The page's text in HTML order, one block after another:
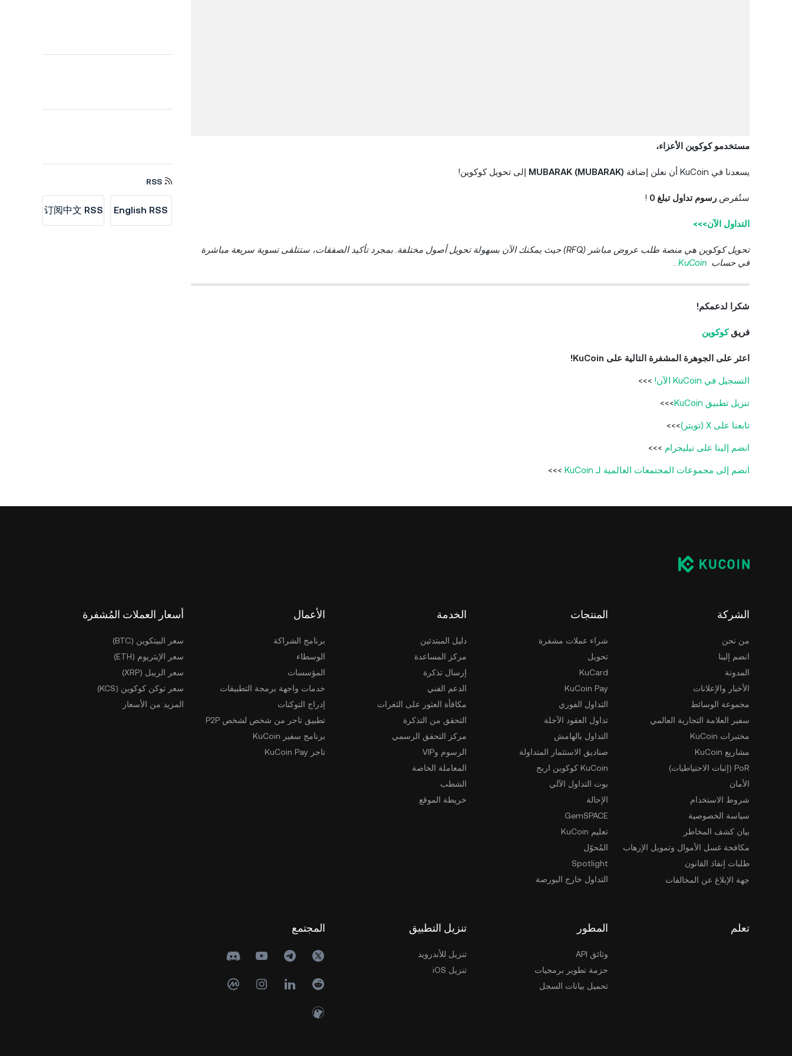
مستخدمو كوكوين الأعزاء،
يسعدنا في KuCoin أن نعلن إضافة MUBARAK (MUBARAK) إلى تحويل كوكوين!
ستُفرض رسوم تداول تبلغ 0 !
التداول الآن>>>
تحويل كوكوين
هي منصة طلب عروض مباشر (RFQ) حيث يمكنك الآن بسهولة تحويل أصول مختلفة. بمجرد تأكيد الصفقات، ستتلقى تسوية سريعة مباشرة
في حساب KuCoin
شكرا لدعمكم!
فريقكوكوين
اعثر على الجوهرة المشفرة التالية على KuCoin!
التسجيل في KuCoin الآن! >>>
تنزيل تطبيق KuCoin >>>
تابعنا على X (تويتر) >>>
انضم إلينا على تيليجرام >>>
انضم إلى مجموعات المجتمعات العالمية لـ KuCoin >>>
RSS
English RSS
订阅中文 RSS
الشركة
من نحن
انضم إلينا
المدونة
الأخبار والإعلانات
مجموعة الوسائط
سفير العلامة التجارية العالمي
مختبرات KuCoin
مشاريع KuCoin
PoR (إثبات الاحتياطيات)
الأمان
شروط الاستخدام
سياسة الخصوصية
بيان كشف المخاطر
مكافحة غسل الأموال وتمويل الإرهاب
طلبات إنفاذ القانون
جهة الإبلاغ عن المخالفات
المنتجات
شراء عملات مشفرة
تحويل
KuCard
KuCoin Pay
التداول الفوري
تداول العقود الآجلة
التداول بالهامش
صناديق الاستثمار المتداولة
KuCoin كوكوين اربح
بوت التداول الآلي
الإحالة
GemSPACE
تعليم KuCoin
المُحوّل
Spotlight
التداول خارج البورصة
الخدمة
دليل المبتدئين
مركز المساعدة
إرسال تذكرة
الدعم الفني
مكافأة العثور على الثغرات
التحقق من التذكرة
مركز التحقق الرسمي
الرسوم وVIP
المعاملة الخاصة
الشطب
خريطة الموقع
الأعمال
برنامج الشراكة
الوسطاء
المؤسسات
خدمات واجهة برمجة التطبيقات
إدراج التوكنات
تطبيق تاجر من شخص لشخص P2P
برنامج سفير KuCoin
تاجر KuCoin Pay
أسعار العملات المُشفرة
سعر البيتكوين (BTC)
سعر الإيثريوم (ETH)
سعر الريبل (XRP)
سعر توكن كوكوين (KCS)
المزيد من الأسعار
تعلم المطور
وثائق API
حزمة تطوير برمجيات
تحميل بيانات السجل
تنزيل التطبيق
تنزيل للأندرويد
تنزيل iOS
المجتمع